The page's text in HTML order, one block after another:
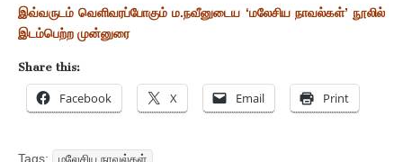
இவ்வருடம் வெளிவரப்போகும் ம.நவீனுடைய ‘மலேசிய நாவல்கள்’ நூலில்
இடம்பெற்ற முன்னுரை
Share this:
Facebook X Email Print
Tags: மலேசிய நாவல்கள்